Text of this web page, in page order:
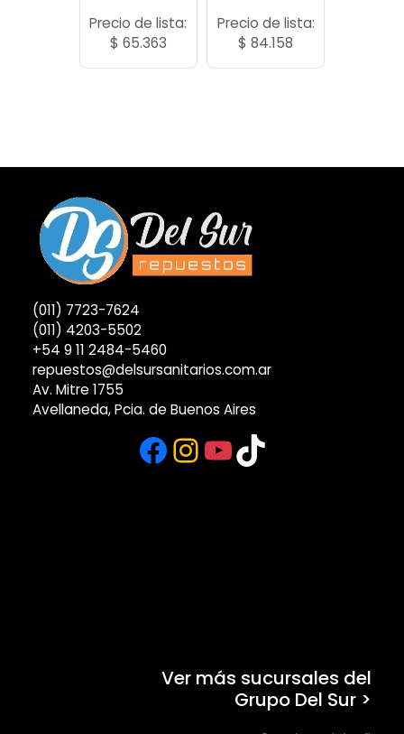
Precio de lista:
$ 65.363
Precio de lista:
$ 84.158
(011) 7723-7624
(011) 4203-5502
+54 9 11 2484-5460
repuestos@delsursanitarios.com.ar
Av. Mitre 1755
Avellaneda, Pcia. de Buenos Aires
Facebook
Instagram
YouTube
TikTok
Ver más sucursales del
Grupo Del Sur >